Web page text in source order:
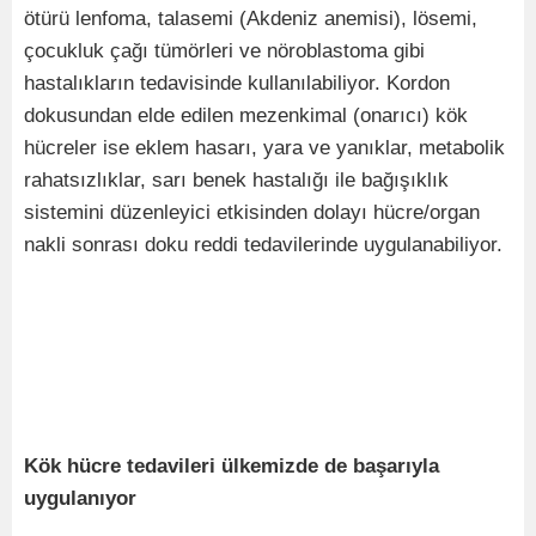
ötürü lenfoma, talasemi (Akdeniz anemisi), lösemi,
çocukluk çağı tümörleri ve nöroblastoma gibi
hastalıkların tedavisinde kullanılabiliyor. Kordon
dokusundan elde edilen mezenkimal (onarıcı) kök
hücreler ise eklem hasarı, yara ve yanıklar, metabolik
rahatsızlıklar, sarı benek hastalığı ile bağışıklık
sistemini düzenleyici etkisinden dolayı hücre/organ
nakli sonrası doku reddi tedavilerinde uygulanabiliyor.
Kök hücre tedavileri ülkemizde de başarıyla
uygulanıyor